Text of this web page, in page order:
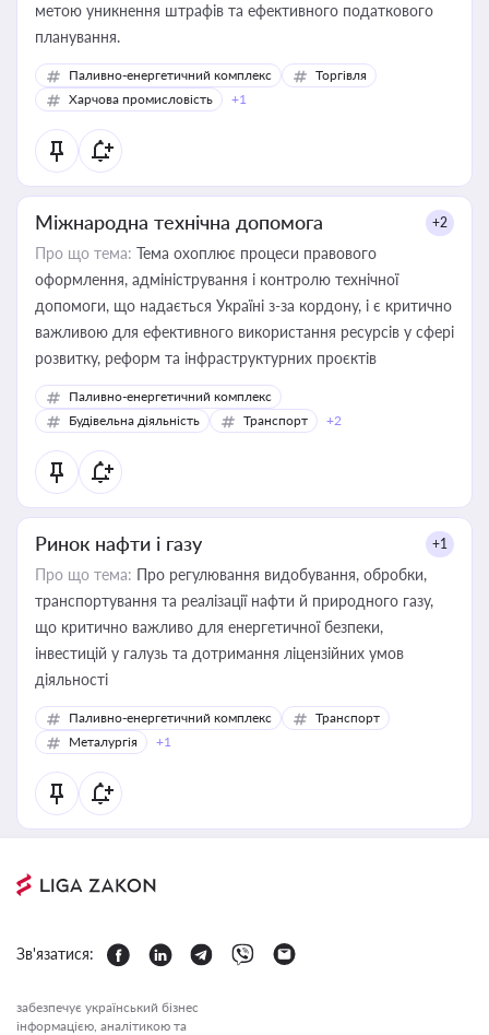
метою уникнення штрафів та ефективного податкового
планування.
Паливно-енергетичний комплекс
Торгівля
Харчова промисловість
+1
Міжнародна технічна допомога +2
Про що тема: Тема охоплює процеси правового
оформлення, адміністрування і контролю технічної
допомоги, що надається Україні з-за кордону, і є критично
важливою для ефективного використання ресурсів у сфері
розвитку, реформ та інфраструктурних проєктів
Паливно-енергетичний комплекс
Будівельна діяльність
Транспорт +2
Ринок нафти і газу +1
Про що тема: Про регулювання видобування, обробки,
транспортування та реалізації нафти й природного газу,
що критично важливо для енергетичної безпеки,
інвестицій у галузь та дотримання ліцензійних умов
діяльності
Паливно-енергетичний комплекс
Транспорт
Металургія
+1
Зв'язатися:
забезпечує український бізнес
інформацією, аналітикою та